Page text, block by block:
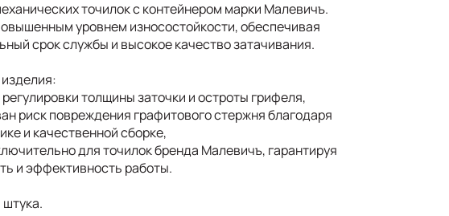
точилок с контейнером марки Малевичъ.
уровнем износостойкости, обеспечивая
срок службы и высокое качество затачивания.
толщины заточки и остроты грифеля,
риск повреждения графитового стержня благодаря
и качественной сборке,
для точилок бренда Малевичъ, гарантируя
и эффективность работы.
штука.